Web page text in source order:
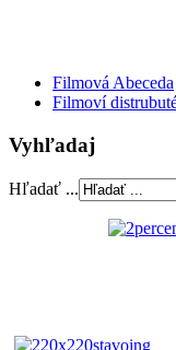
Filmová Abeceda
Filmoví
Vyhľadaj
Hľadať ...